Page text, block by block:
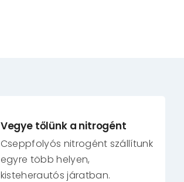
Vegye tőlünk a nitrogént
Cseppfolyós nitrogént szállítunk
egyre több helyen,
kisteherautós járatban.